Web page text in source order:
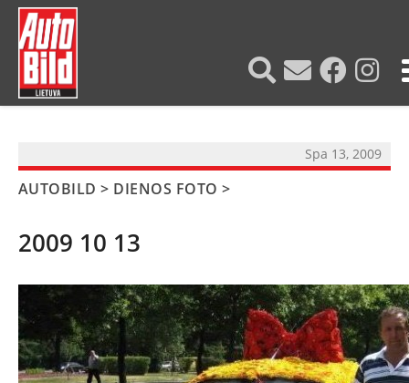
NAUJIENOS
Spa 13, 2009
AUTOBILD > DIENOS FOTO >
2009 10 13